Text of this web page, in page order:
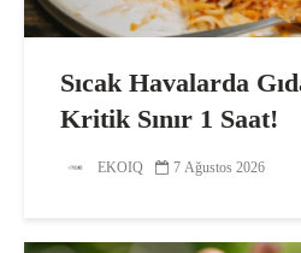
Sıcak Havalarda
Kritik Sınır 1 Saat!
EKOIQ 7 Ağustos 2026